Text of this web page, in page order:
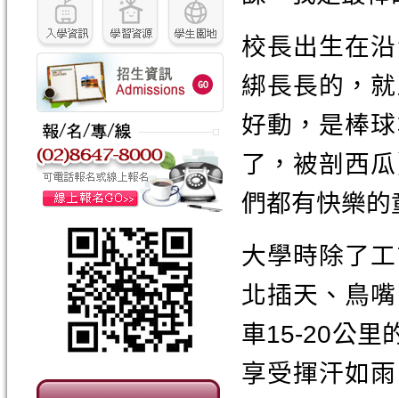
校長出生在
綁長長的，
好動，是棒
了，被剖西
們都有快樂的
大學時除了
北插天、鳥
車15-20公里
享受揮汗如